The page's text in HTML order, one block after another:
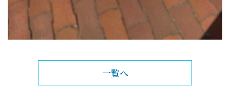
一覧へ